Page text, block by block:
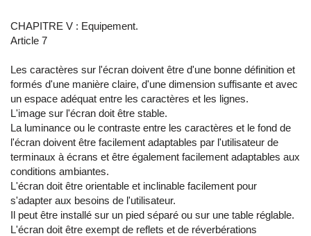
CHAPITRE V : Equipement.
Article 7
Les caractères sur l'écran doivent être d'une bonne définition et
formés d'une manière claire, d'une dimension suffisante et avec
un espace adéquat entre les caractères et les lignes.
L'image sur l'écran doit être stable.
La luminance ou le contraste entre les caractères et le fond de
l'écran doivent être facilement adaptables par l'utilisateur de
terminaux à écrans et être également facilement adaptables aux
conditions ambiantes.
L'écran doit être orientable et inclinable facilement pour
s'adapter aux besoins de l'utilisateur.
Il peut être installé sur un pied séparé ou sur une table réglable.
L'écran doit être exempt de reflets et de réverbérations